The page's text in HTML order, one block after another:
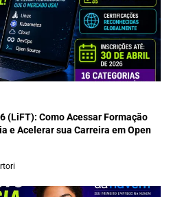
(LiFT): Como Acessar Formação
e Acelerar sua Carreira em Open